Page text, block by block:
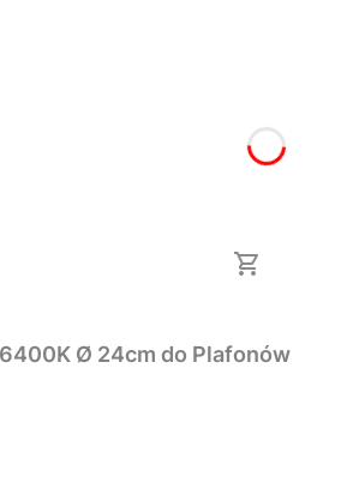
Ø 24cm do Plafonów